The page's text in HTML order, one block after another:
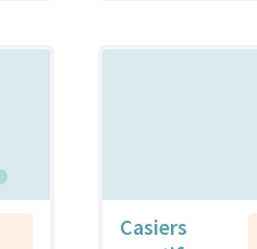
Casiers